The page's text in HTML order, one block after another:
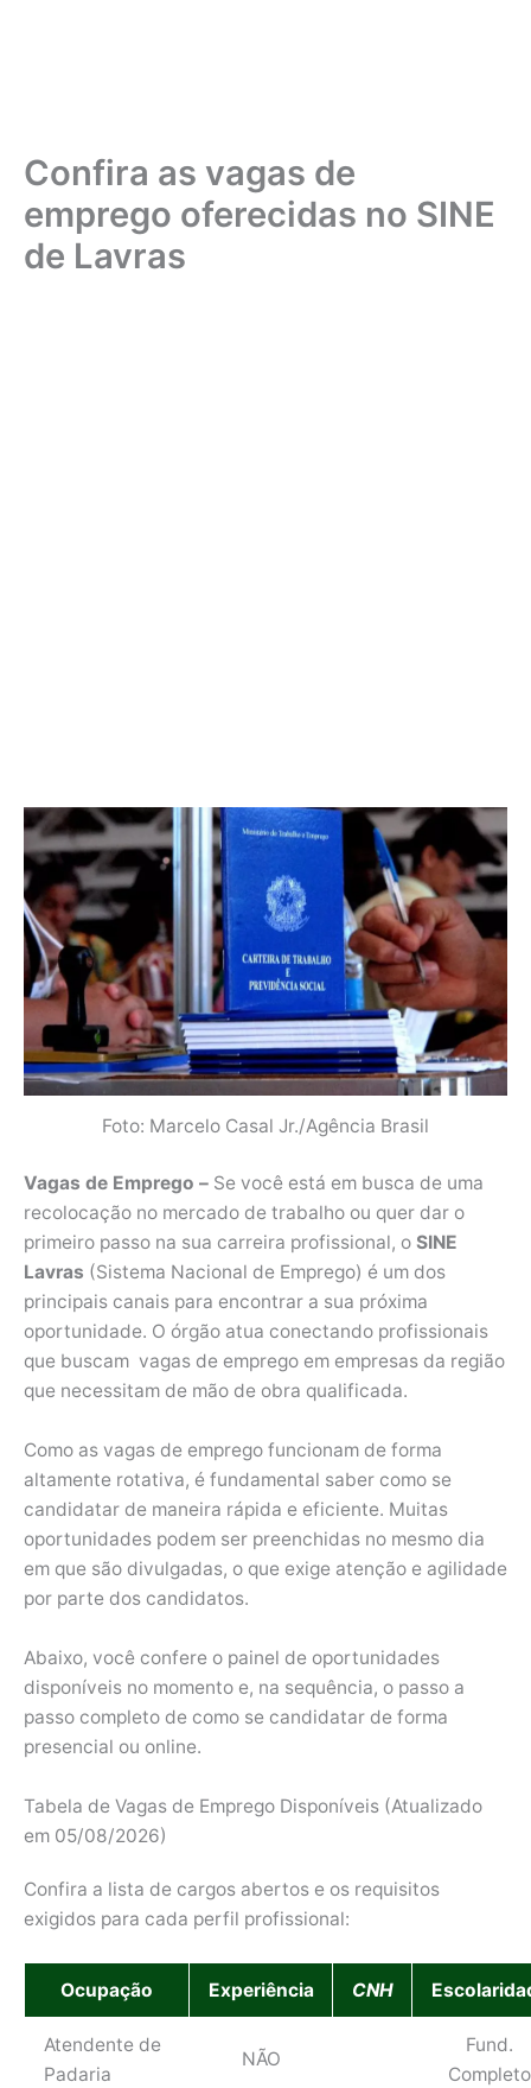
Confira as vagas de
emprego oferecidas no SINE
de Lavras
Foto: Marcelo Casal Jr./Agência Brasil
Vagas de Emprego – Se você está em busca de uma
recolocação no mercado de trabalho ou quer dar o
primeiro passo na sua carreira profissional, o SINE
Lavras (Sistema Nacional de Emprego) é um dos
principais canais para encontrar a sua próxima
oportunidade. O órgão atua conectando profissionais
que buscam vagas de emprego em empresas da região
que necessitam de mão de obra qualificada.
Como as vagas de emprego funcionam de forma
altamente rotativa, é fundamental saber como se
candidatar de maneira rápida e eficiente. Muitas
oportunidades podem ser preenchidas no mesmo dia
em que são divulgadas, o que exige atenção e agilidade
por parte dos candidatos.
Abaixo, você confere o painel de oportunidades
disponíveis no momento e, na sequência, o passo a
passo completo de como se candidatar de forma
presencial ou online.
Tabela de Vagas de Emprego Disponíveis (Atualizado
em 05/08/2026)
Confira a lista de cargos abertos e os requisitos
exigidos para cada perfil profissional:
Ocupação Experiência CNH
Atendente de
Padaria
NÃO
Fund.
Completo